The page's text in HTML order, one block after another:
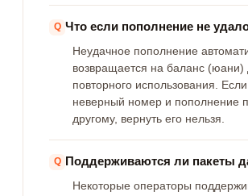
Что если пополнение не
Неудачное пополнение
возвращается на баланс (юани)
повторного использования.
неверный номер и пополнение
другому, вернуть его нельзя.
Поддерживаются ли пакеты
Некоторые операторы